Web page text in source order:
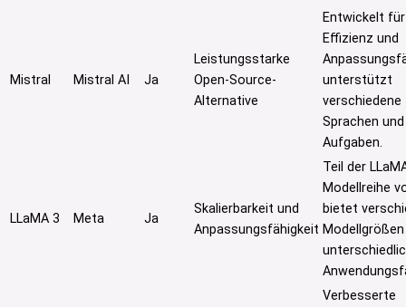
Mistral Mistral AI Ja
Leistungsstarke
Open-Source-
Alternative
Entwickelt
Effizienz und
unterstützt
verschiedene
Sprachen und
Aufgaben.
LLaMA 3 Meta Ja
Skalierbarkeit und
Anpassungsfähigkeit
Teil der
Modellreihe
bietet
Verbesserte